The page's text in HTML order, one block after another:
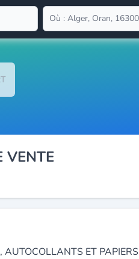
VENTE
AUTOCOLLANTS ET PAPIERS